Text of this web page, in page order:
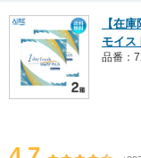
【在
モイ
品番：